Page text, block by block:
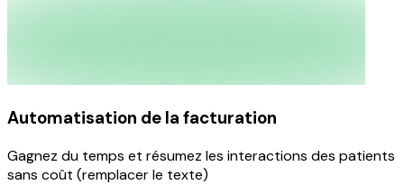
Automatisation de la facturation
Gagnez du temps et résumez les interactions des patients
sans coût (remplacer le texte)